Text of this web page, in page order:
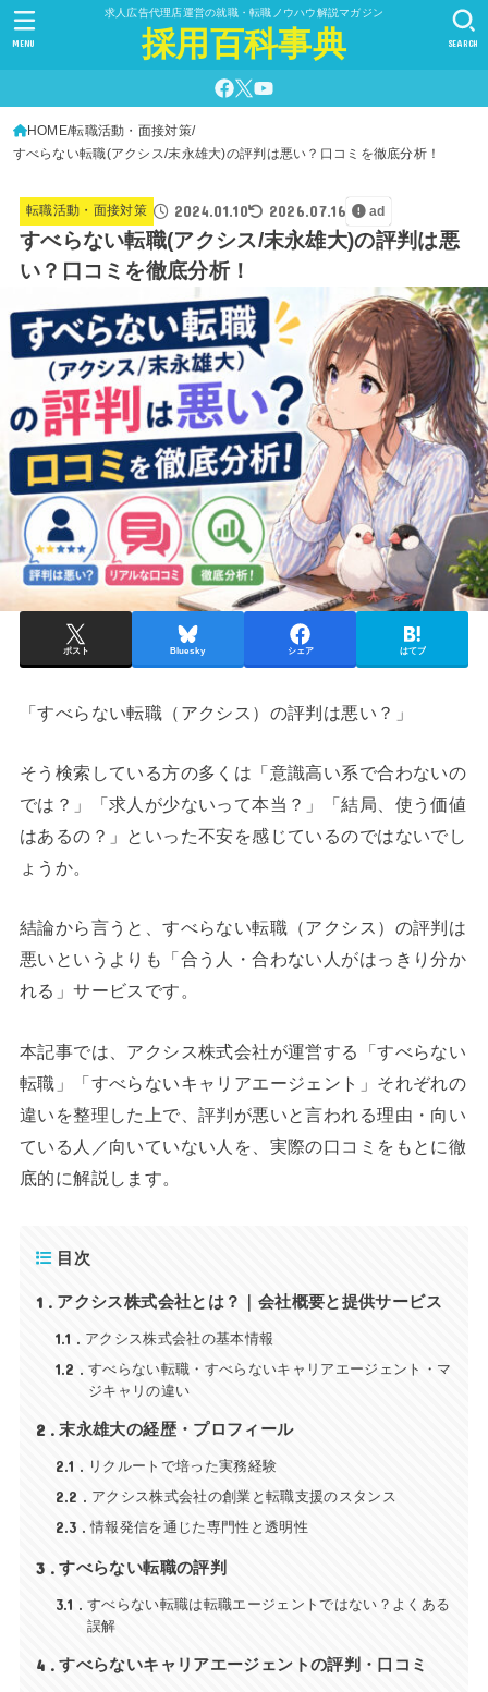
求人広告代理店運営の就職・転職ノウハウ解説マガジン
採用百科事典 SEARCH
MENU
HOME 転職活動・面接対策
すべらない転職(アクシス/末永雄大)の評判は悪い？口コミを徹底分析！
転職活動・面接対策 2024.01.10 2026.07.16 ad
すべらない転職(アクシス/末永雄大)の評判は悪
い？口コミを徹底分析！
ポスト Bluesky シェア はてブ
「すべらない転職（アクシス）の評判は悪い？」
そう検索している方の多くは「意識高い系で合わないの
では？」「求人が少ないって本当？」「結局、使う価値
はあるの？」といった不安を感じているのではないでし
ょうか。
結論から言うと、すべらない転職（アクシス）の評判は
悪いというよりも「合う人・合わない人がはっきり分か
れる」サービスです。
本記事では、アクシス株式会社が運営する「すべらない
転職」「すべらないキャリアエージェント」それぞれの
違いを整理した上で、評判が悪いと言われる理由・向い
ている人／向いていない人を、実際の口コミをもとに徹
底的に解説します。
目次
1 アクシス株式会社とは？｜会社概要と提供サービス
1.1 アクシス株式会社の基本情報
1.2
すべらない転職・すべらないキャリアエージェント・マ
ジキャリの違い
2 末永雄大の経歴・プロフィール
2.1 リクルートで培った実務経験
2.2 アクシス株式会社の創業と転職支援のスタンス
2.3 情報発信を通じた専門性と透明性
3 すべらない転職の評判
3.1
すべらない転職は転職エージェントではない？よくある
誤解
4 すべらないキャリアエージェントの評判・口コミ